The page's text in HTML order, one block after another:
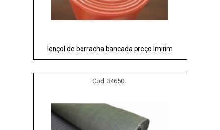
lençol de borracha bancada preço Imirim
Cod.:34650